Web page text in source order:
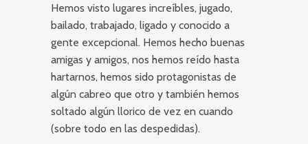
Hemos visto lugares increíbles, jugado,
bailado, trabajado, ligado y conocido a
gente excepcional. Hemos hecho buenas
amigas y amigos, nos hemos reído hasta
hartarnos, hemos sido protagonistas de
algún cabreo que otro y también hemos
soltado algún llorico de vez en cuando
(sobre todo en las despedidas).